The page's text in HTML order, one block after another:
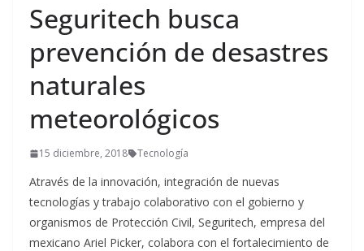
Seguritech busca
prevención de desastres
naturales
meteorológicos
15 diciembre, 2018 Tecnología
Através de la innovación, integración de nuevas
tecnologías y trabajo colaborativo con el gobierno y
organismos de Protección Civil, Seguritech, empresa del
mexicano Ariel Picker, colabora con el fortalecimiento de